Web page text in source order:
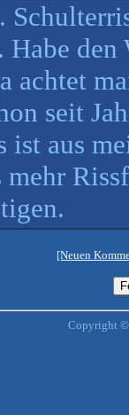
den
achtet
seit
ist aus
mehr
[Neuen
Copyright ©